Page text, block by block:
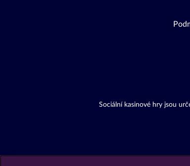
Sociální kasinové hry jsou